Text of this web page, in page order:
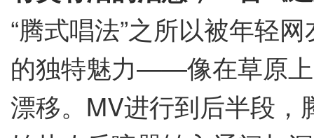
“腾式唱法”之所以被年轻
的独特魅力——像在草原上
漂移。MV进行到后半段